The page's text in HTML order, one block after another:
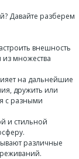
Давайте разберем
внешность
из множества
на дальнейшие
дружить или
с разными
и стильной
различные